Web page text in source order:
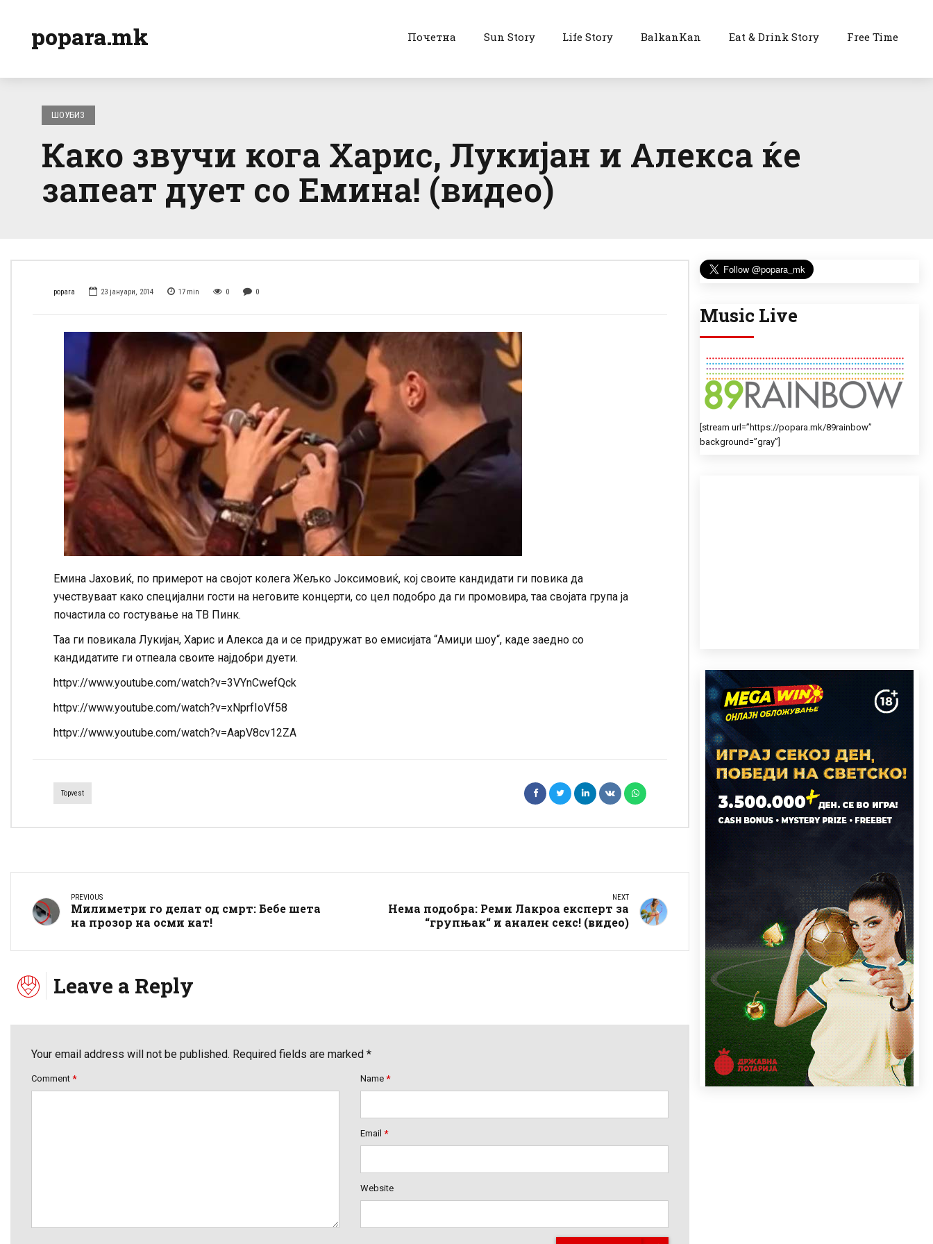
popara.mk Почетна Sun Story Life Story BalkanKan Eat & Drink Story Free Time
ШОУБИЗ
Како звучи кога Харис, Лукијан и Алекса ќе
запеат дует со Емина! (видео)
popara 23 јануари, 2014 17 min 0 0
Емина Јаховиќ, по примерот на својот колега Жељко Јоксимовиќ, кој своите кандидати ги повика да
учествуваат како специјални гости на неговите концерти, со цел подобро да ги промовира, таа својата група ја
почастила со гостување на ТВ Пинк.
Таа ги повикала Лукијан, Харис и Алекса да и се придружат во емисијата “Амиџи шоу“, каде заедно со
кандидатите ги отпеала своите најдобри дуети.
httpv://www.youtube.com/watch?v=3VYnCwefQck
httpv://www.youtube.com/watch?v=xNprfIoVf58
httpv://www.youtube.com/watch?v=AapV8cv12ZA
Topvest
PREVIOUS
Милиметри го делат од смрт: Бебе шета
на прозор на осми кат!
NEXT
Нема подобра: Реми Лакроа експерт за
“групњак“ и анален секс! (видео)
Leave a Reply
Your email address will not be published. Required fields are marked *
Comment * Name *
Email *
Website
Music Live
[stream url=”https://popara.mk/89rainbow”
background=”gray”]